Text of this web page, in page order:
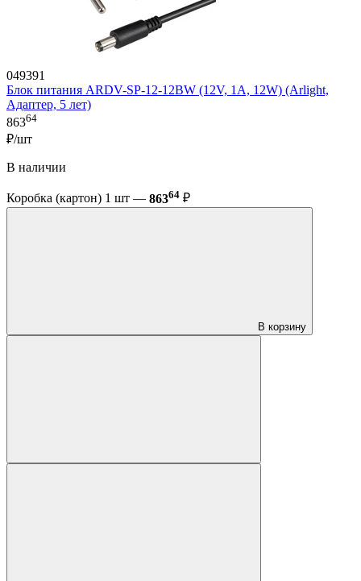
049391
Блок питания ARDV-SP-12-12BW (12V, 1A, 12W) (Arlight,
Адаптер, 5 лет)
86364
₽/шт
В наличии
Коробка (картон) 1 шт — 86364 ₽
В корзину